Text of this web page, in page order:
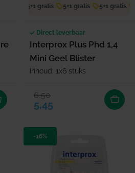
5+1 gratis 5+1 gratis 5+1 gratis
Direct leverbaar
Interprox Plus Phd 1,4
Mini Geel Blister
Inhoud: 1x6 stuks
Verkoopprijs
5,45
Normale prijs
6,50
-16%